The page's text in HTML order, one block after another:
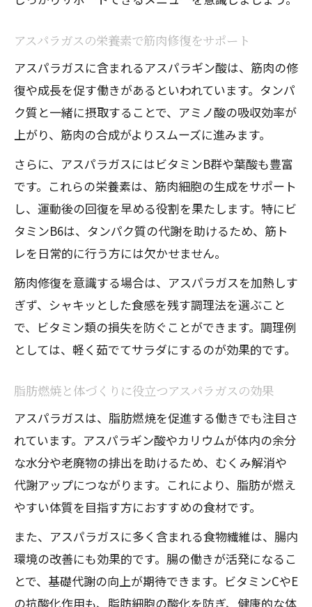
アスパラガスの栄養素で筋肉修復をサポート
アスパラガスに含まれるアスパラギン酸は、筋肉の修
復や成長を促す働きがあるといわれています。タンパ
ク質と一緒に摂取することで、アミノ酸の吸収効率が
上がり、筋肉の合成がよりスムーズに進みます。
さらに、アスパラガスにはビタミンB群や葉酸も豊富
です。これらの栄養素は、筋肉細胞の生成をサポート
し、運動後の回復を早める役割を果たします。特にビ
タミンB6は、タンパク質の代謝を助けるため、筋ト
レを日常的に行う方には欠かせません。
筋肉修復を意識する場合は、アスパラガスを加熱しす
ぎず、シャキッとした食感を残す調理法を選ぶこと
で、ビタミン類の損失を防ぐことができます。調理例
としては、軽く茹でてサラダにするのが効果的です。
脂肪燃焼と体づくりに役立つアスパラガスの効果
アスパラガスは、脂肪燃焼を促進する働きでも注目さ
れています。アスパラギン酸やカリウムが体内の余分
な水分や老廃物の排出を助けるため、むくみ解消や
代謝アップにつながります。これにより、脂肪が燃え
やすい体質を目指す方におすすめの食材です。
また、アスパラガスに多く含まれる食物繊維は、腸内
環境の改善にも効果的です。腸の働きが活発になるこ
とで、基礎代謝の向上が期待できます。ビタミンCやE
の抗酸化作用も、脂肪細胞の酸化を防ぎ、健康的な体